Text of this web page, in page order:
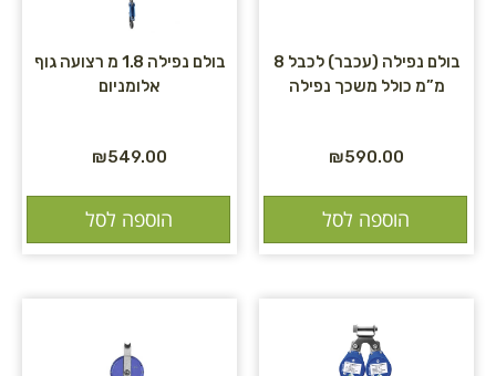
בולם נפילה (עכבר) לכבל 8
מ”מ כולל משכך נפילה
₪590.00
הוספה לסל
בולם נפילה 1.8 מ רצועה גוף
אלומניום
₪549.00
הוספה לסל